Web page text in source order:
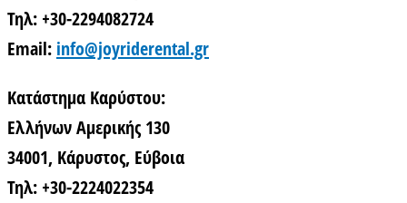
Τηλ: +30-2294082724
Email: info@joyriderental.gr
Κατάστημα Καρύστου:
Ελλήνων Αμερικής 130
34001, Κάρυστος, Εύβοια
Τηλ: +30-2224022354